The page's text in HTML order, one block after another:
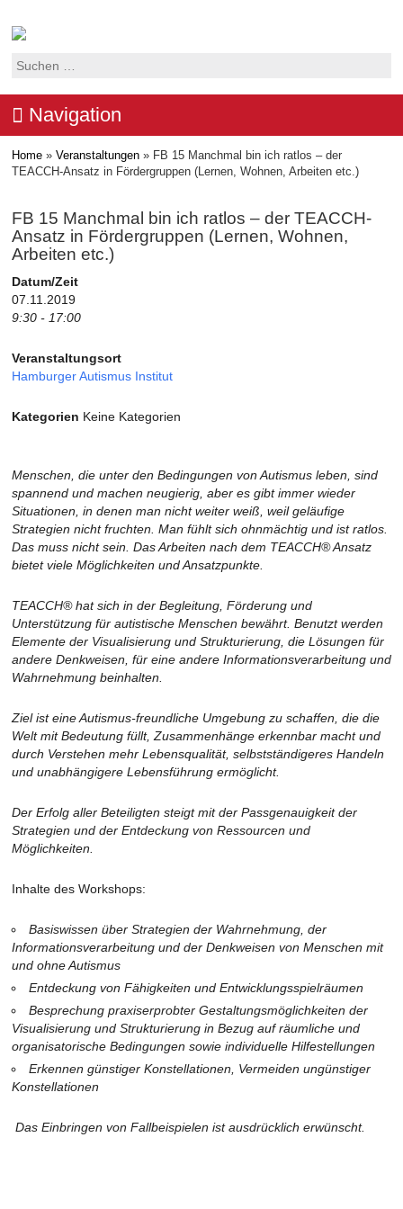
Suchen
Navigation
Home » Veranstaltungen » FB 15 Manchmal bin ich ratlos – der
TEACCH-Ansatz in Fördergruppen (Lernen, Wohnen, Arbeiten etc.)
FB 15 Manchmal bin ich ratlos – der TEACCH-
Ansatz in Fördergruppen (Lernen, Wohnen,
Arbeiten etc.)
Datum/Zeit
07.11.2019
9:30 - 17:00
Veranstaltungsort
Hamburger Autismus Institut
Kategorien Keine Kategorien
Menschen, die unter den Bedingungen von Autismus leben, sind
spannend und machen neugierig, aber es gibt immer wieder
Situationen, in denen man nicht weiter weiß, weil geläufige
Strategien nicht fruchten. Man fühlt sich ohnmächtig und ist ratlos.
Das muss nicht sein. Das Arbeiten nach dem TEACCH® Ansatz
bietet viele Möglichkeiten und Ansatzpunkte.
TEACCH® hat sich in der Begleitung, Förderung und
Unterstützung für autistische Menschen bewährt. Benutzt werden
Elemente der Visualisierung und Strukturierung, die Lösungen für
andere Denkweisen, für eine andere Informationsverarbeitung und
Wahrnehmung beinhalten.
Ziel ist eine Autismus-freundliche Umgebung zu schaffen, die die
Welt mit Bedeutung füllt, Zusammenhänge erkennbar macht und
durch Verstehen mehr Lebensqualität, selbstständigeres Handeln
und unabhängigere Lebensführung ermöglicht.
Der Erfolg aller Beteiligten steigt mit der Passgenauigkeit der
Strategien und der Entdeckung von Ressourcen und
Möglichkeiten.
Inhalte des Workshops:
Basiswissen über Strategien der Wahrnehmung, der
Informationsverarbeitung und der Denkweisen von Menschen mit
und ohne Autismus
Entdeckung von Fähigkeiten und Entwicklungsspielräumen
Besprechung praxiserprobter Gestaltungsmöglichkeiten der
Visualisierung und Strukturierung in Bezug auf räumliche und
organisatorische Bedingungen sowie individuelle Hilfestellungen
Erkennen günstiger Konstellationen, Vermeiden ungünstiger
Konstellationen
Das Einbringen von Fallbeispielen ist ausdrücklich erwünscht.